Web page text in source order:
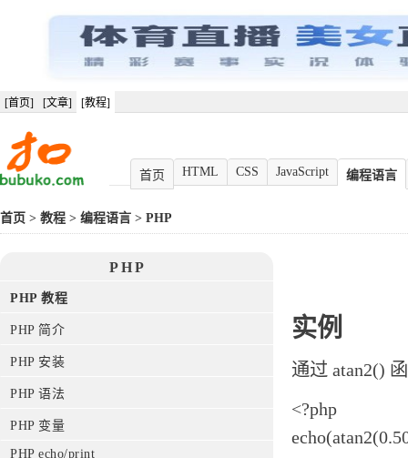
[首页] [文章] [教程]
首页 HTML CSS JavaScript 编程语言
首页 > 教程 > 编程语言 > PHP
PHP
PHP 教程
PHP 简介
PHP 安装
PHP 语法
PHP 变量
PHP echo/print
实例
通过 atan2()
<?php